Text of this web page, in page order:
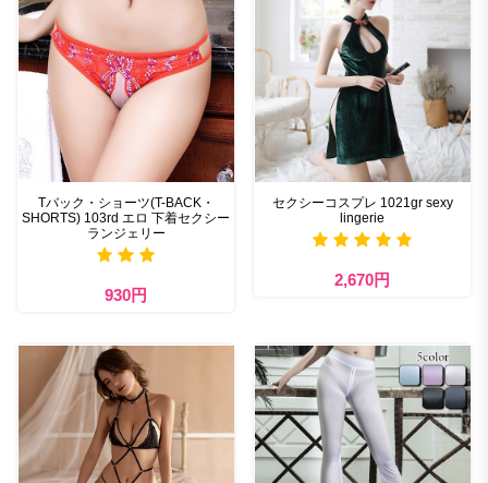
Tバック・ショーツ(T-BACK・
SHORTS) 103rd エロ 下着セクシー
ランジェリー
930円
セクシーコスプレ 1021gr sexy
lingerie
2,670円